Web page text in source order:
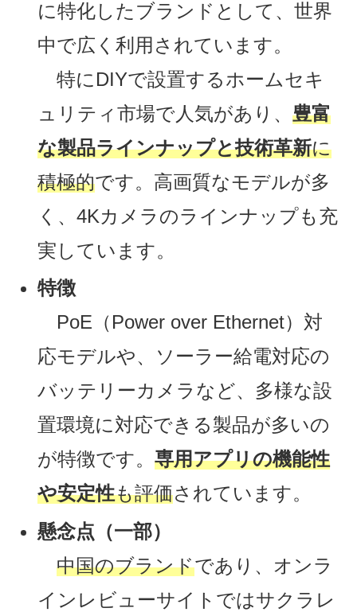
に特化したブランドとして、世界
中で広く利用されています。
特にDIYで設置するホームセキ
ュリティ市場で人気があり、 豊富
な製品ラインナップと技術革新に
積極的です。高画質なモデルが多
く、4Kカメラのラインナップも充
実しています。
特徴
PoE（Power over Ethernet）対
応モデルや、ソーラー給電対応の
バッテリーカメラなど、多様な設
置環境に対応できる製品が多いの
が特徴です。 専用アプリの機能性
や安定性も評価されています。
懸念点（一部）
中国のブランドであり、オンラ
インレビューサイトではサクラレ